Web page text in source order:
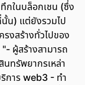
กในบล็อกเชน (ซึ่ง
น) แต่ยังรวมไป
รงสร้างทั่วไปของ
ผู้สร้างสามารถ
ทรัพยากรเหล่า
การ web3 - ทำ